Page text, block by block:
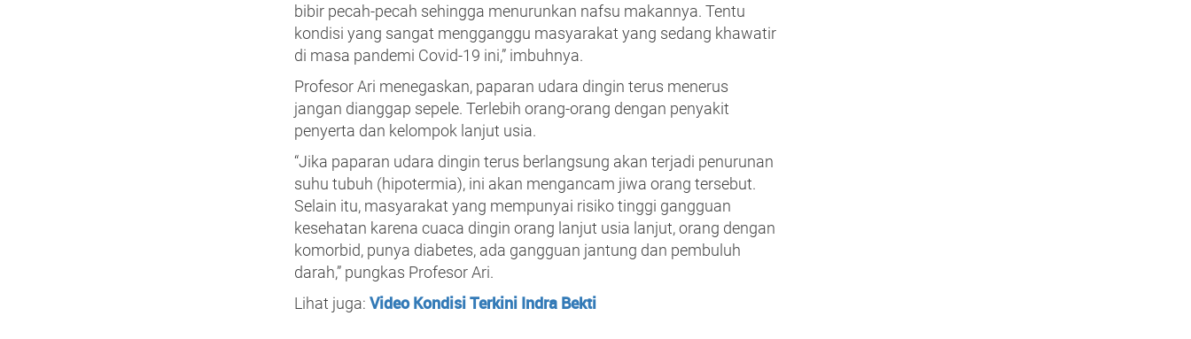
bibir pecah-pecah sehingga menurunkan nafsu makannya. Tentu
kondisi yang sangat mengganggu masyarakat yang sedang khawatir
di masa pandemi Covid-19 ini,” imbuhnya.
Profesor Ari menegaskan, paparan udara dingin terus menerus
jangan dianggap sepele. Terlebih orang-orang dengan penyakit
penyerta dan kelompok lanjut usia.
“Jika paparan udara dingin terus berlangsung akan terjadi penurunan
suhu tubuh (hipotermia), ini akan mengancam jiwa orang tersebut.
Selain itu, masyarakat yang mempunyai risiko tinggi gangguan
kesehatan karena cuaca dingin orang lanjut usia lanjut, orang dengan
komorbid, punya diabetes, ada gangguan jantung dan pembuluh
darah,” pungkas Profesor Ari.
Lihat juga: Video Kondisi Terkini Indra Bekti